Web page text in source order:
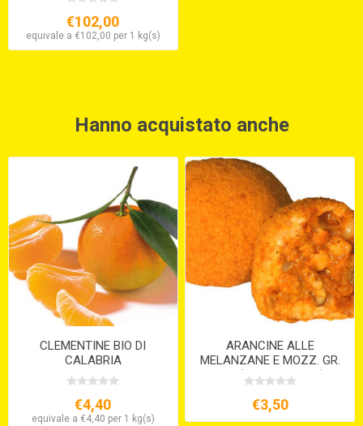
€102,00
equivale a €102,00 per 1 kg(s)
Hanno acquistato anche
CLEMENTINE BIO DI
CALABRIA
€4,40
equivale a €4,40 per 1 kg(s)
ARANCINE ALLE
MELANZANE E MOZZ. GR.
210 (VEGETARIANE)
€3,50